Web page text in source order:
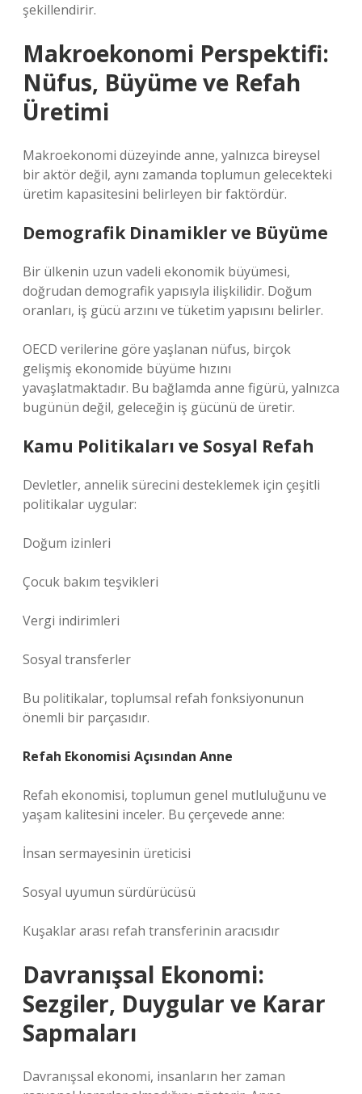
şekillendirir.
Makroekonomi Perspektifi:
Nüfus, Büyüme ve Refah
Üretimi
Makroekonomi düzeyinde anne, yalnızca bireysel
bir aktör değil, aynı zamanda toplumun gelecekteki
üretim kapasitesini belirleyen bir faktördür.
Demografik Dinamikler ve Büyüme
Bir ülkenin uzun vadeli ekonomik büyümesi,
doğrudan demografik yapısıyla ilişkilidir. Doğum
oranları, iş gücü arzını ve tüketim yapısını belirler.
OECD verilerine göre yaşlanan nüfus, birçok
gelişmiş ekonomide büyüme hızını
yavaşlatmaktadır. Bu bağlamda anne figürü, yalnızca
bugünün değil, geleceğin iş gücünü de üretir.
Kamu Politikaları ve Sosyal Refah
Devletler, annelik sürecini desteklemek için çeşitli
politikalar uygular:
Doğum izinleri
Çocuk bakım teşvikleri
Vergi indirimleri
Sosyal transferler
Bu politikalar, toplumsal refah fonksiyonunun
önemli bir parçasıdır.
Refah Ekonomisi Açısından Anne
Refah ekonomisi, toplumun genel mutluluğunu ve
yaşam kalitesini inceler. Bu çerçevede anne:
İnsan sermayesinin üreticisi
Sosyal uyumun sürdürücüsü
Kuşaklar arası refah transferinin aracısıdır
Davranışsal Ekonomi:
Sezgiler, Duygular ve Karar
Sapmaları
Davranışsal ekonomi, insanların her zaman